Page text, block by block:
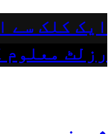
ایک کلک سے
رزلٹ معلوم